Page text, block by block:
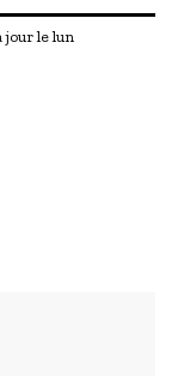
le lun